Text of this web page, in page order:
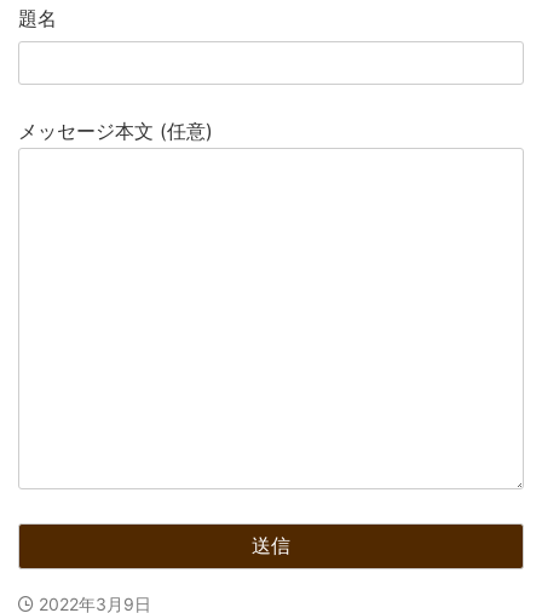
題名
メッセージ本文 (任意)
2022年3月9日